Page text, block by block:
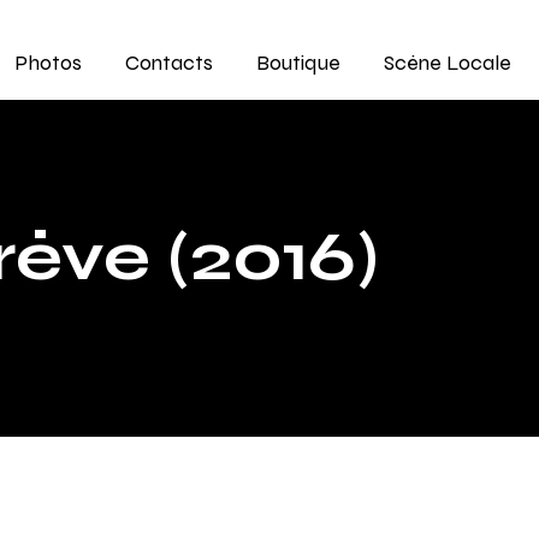
Photos Contacts Boutique Scène Locale
(2016)